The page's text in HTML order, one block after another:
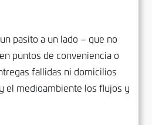
pasito a un lado – que no
puntos de conveniencia o
fallidas ni domicilios
el medioambiente los flujos y